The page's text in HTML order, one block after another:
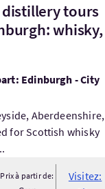
distillery tours
whisky,
Edinburgh - City
Aberdeenshire,
for Scottish whisky
Prix à partir de:
Visitez: